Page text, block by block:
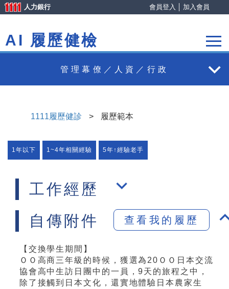
AI 履歷健檢
管理幕僚／人資／行政
1111履歷健診 > 履歷範本
1年以下 1~4年相關經驗 5年↑經驗老手
工作經歷
自傳附件
查看我的履歷
【交換學生期間】
ＯＯ高商三年級的時候，獲選為20ＯＯ日本交流
協會高中生訪日團中的一員，9天的旅程之中，
除了接觸到日本文化，還實地體驗日本農家生
會員登入 加入會員
人力銀行